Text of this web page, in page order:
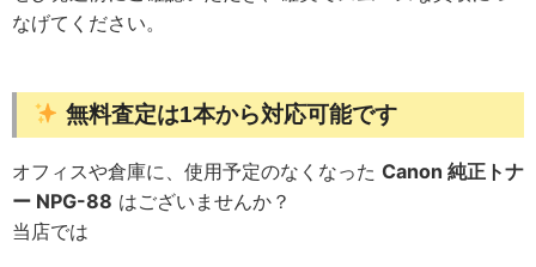
なげてください。
無料査定は1本から対応可能です
オフィスや倉庫に、使用予定のなくなった Canon 純正トナ
ー NPG-88 はございませんか？
当店では